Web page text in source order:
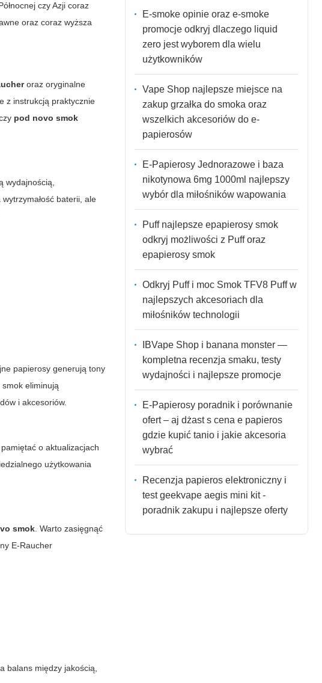
czy Azji coraz
oraz coraz wyższa
oraz oryginalne
z instrukcją praktycznie
pod novo smok
wydajnością,
baterii, ale
papierosy generują tony
eliminują
i akcesoriów.
o aktualizacjach
użytkowania
smok . Warto zasięgnąć
E-Raucher
balans między jakością,
E-smoke opinie oraz e-smoke
promocje odkryj dlaczego liquid
zero jest wyborem dla wielu
użytkowników
Vape Shop najlepsze miejsce na
zakup grzałka do smoka oraz
wszelkich akcesoriów do e-
papierosów
E-Papierosy Jednorazowe i baza
nikotynowa 6mg 1000ml najlepszy
wybór dla miłośników wapowania
Puff najlepsze epapierosy smok
odkryj możliwości z Puff oraz
epapierosy smok
Odkryj Puff i moc Smok TFV8 Puff w
najlepszych akcesoriach dla
miłośników technologii
IBVape Shop i banana monster —
kompletna recenzja smaku, testy
wydajności i najlepsze promocje
E-Papierosy poradnik i porównanie
ofert – aj dżast s cena e papieros
gdzie kupić tanio i jakie akcesoria
wybrać
Recenzja papieros elektroniczny i
test geekvape aegis mini kit -
poradnik zakupu i najlepsze oferty